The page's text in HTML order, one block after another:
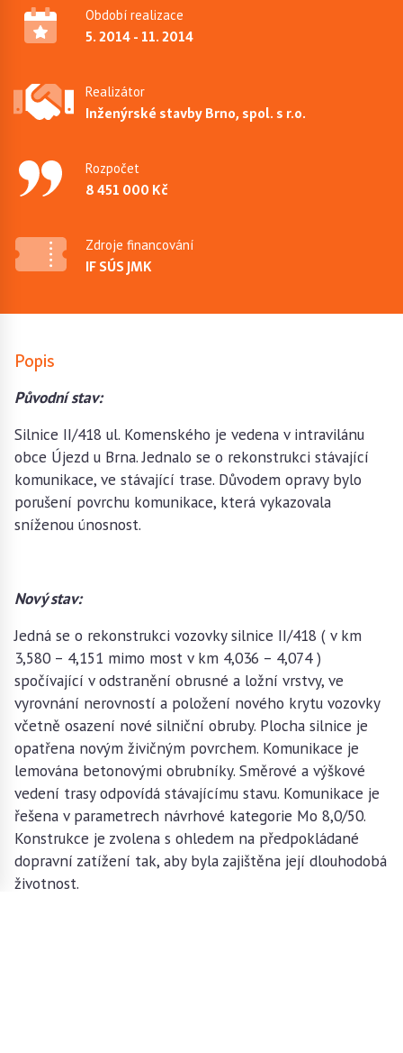
Období realizace
5. 2014 - 11. 2014
Realizátor
Inženýrské stavby Brno, spol. s r.o.
Rozpočet
8 451 000 Kč
Zdroje financování
IF SÚS JMK
Popis
Původní stav:
Silnice II/418 ul. Komenského je vedena v intravilánu
obce Újezd u Brna. Jednalo se o rekonstrukci stávající
komunikace, ve stávající trase. Důvodem opravy bylo
porušení povrchu komunikace, která vykazovala
sníženou únosnost.
Nový stav:
Jedná se o rekonstrukci vozovky silnice II/418 ( v km
3,580 – 4,151 mimo most v km 4,036 – 4,074 )
spočívající v odstranění obrusné a ložní vrstvy, ve
vyrovnání nerovností a položení nového krytu vozovky
včetně osazení nové silniční obruby. Plocha silnice je
opatřena novým živičným povrchem. Komunikace je
lemována betonovými obrubníky. Směrové a výškové
vedení trasy odpovídá stávajícímu stavu. Komunikace je
řešena v parametrech návrhové kategorie Mo 8,0/50.
Konstrukce je zvolena s ohledem na předpokládané
dopravní zatížení tak, aby byla zajištěna její dlouhodobá
životnost.